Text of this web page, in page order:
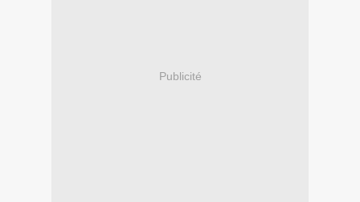
Publicité